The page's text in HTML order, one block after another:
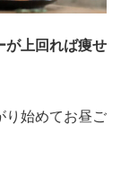
が上回れば痩せ
り始めてお昼ご